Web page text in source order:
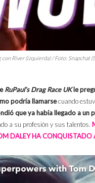
con River (izquierda) / Foto: Snapchat (
RuPaul’s Drag Race UKle
podría llamarsecuando
que ya había llegado a un
a su profesión y sus talentos.
DALEY HA CONQUISTADO